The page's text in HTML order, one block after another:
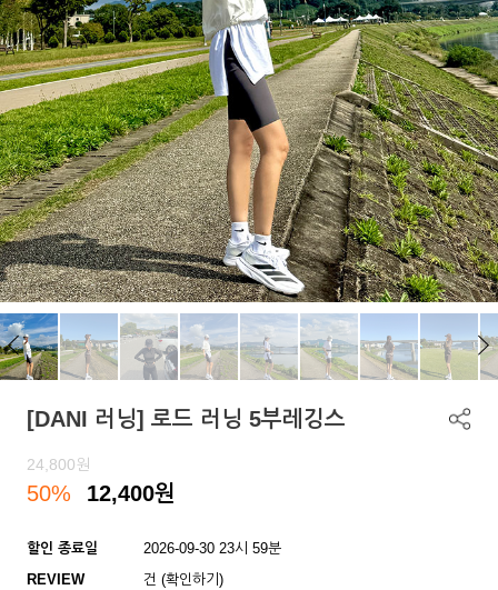
[DANI 러닝] 로드 러닝 5부레깅스
24,800원
50% 12,400원
할인 종료일
2026-09-30 23시 59분
REVIEW
건 (확인하기)